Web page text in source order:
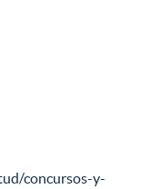
concursos-y-